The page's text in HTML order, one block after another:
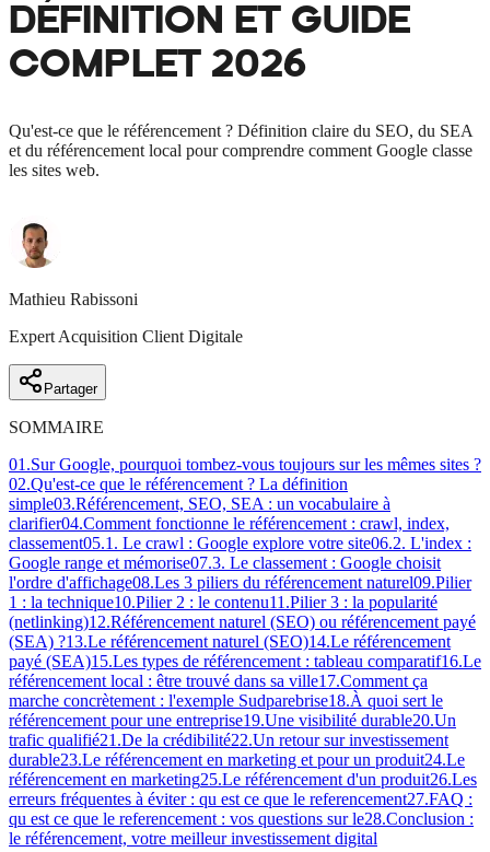
DÉFINITION ET GUIDE
COMPLET 2026
Qu'est-ce que le référencement ? Définition claire du SEO, du SEA
et du référencement local pour comprendre comment Google classe
les sites web.
Mathieu Rabissoni
Expert Acquisition Client Digitale
Partager
SOMMAIRE
01 .Sur Google, pourquoi tombez-vous toujours sur les mêmes sites ?
02.Qu'est-ce que le référencement ? La définition
simple03.Référencement, SEO, SEA : un vocabulaire à
clarifier04.Comment fonctionne le référencement : crawl, index,
classement05.1. Le crawl : Google explore votre site06.2. L'index :
Google range et mémorise07.3. Le classement : Google choisit
l'ordre d'affichage08.Les 3 piliers du référencement naturel09.Pilier
1 : la technique10.Pilier 2 : le contenu11 .Pilier 3 : la popularité
(netlinking)12.Référencement naturel (SEO) ou référencement payé
(SEA) ?13.Le référencement naturel (SEO)14.Le référencement
payé (SEA)15.Les types de référencement : tableau comparatif16.Le
référencement local : être trouvé dans sa ville17.Comment ça
marche concrètement : l'exemple Sudparebrise18.À quoi sert le
référencement pour une entreprise19.Une visibilité durable20.Un
trafic qualifié21 .De la crédibilité22.Un retour sur investissement
durable23.Le référencement en marketing et pour un produit24.Le
référencement en marketing25.Le référencement d'un produit26.Les
erreurs fréquentes à éviter : qu est ce que le referencement27.FAQ :
qu est ce que le referencement : vos questions sur le28.Conclusion :
le référencement, votre meilleur investissement digital